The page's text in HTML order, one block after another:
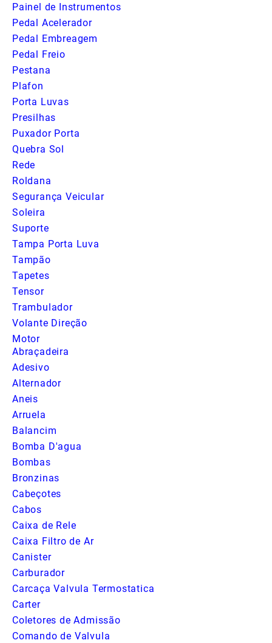
Painel de Instrumentos
Pedal Acelerador
Pedal Embreagem
Pedal Freio
Pestana
Plafon
Porta Luvas
Presilhas
Puxador Porta
Quebra Sol
Rede
Roldana
Segurança Veicular
Soleira
Suporte
Tampa Porta Luva
Tampão
Tapetes
Tensor
Trambulador
Volante Direção
Motor
Abraçadeira
Adesivo
Alternador
Aneis
Arruela
Balancim
Bomba D'agua
Bombas
Bronzinas
Cabeçotes
Cabos
Caixa de Rele
Caixa Filtro de Ar
Canister
Carburador
Carcaça Valvula Termostatica
Carter
Coletores de Admissão
Comando de Valvula